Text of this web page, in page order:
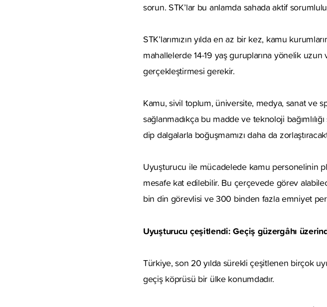
sorun. STK’lar bu anlamda sahada aktif
STK’larımızın yılda en az bir kez, kamu
mahallelerde 14-19 yaş guruplarına yönelik
gerçekleştirmesi gerekir.
Kamu, sivil toplum, üniversite, medya, sanat ve
sağlanmadıkça bu madde ve teknoloji
dip dalgalarla boğuşmamızı daha da
Uyuşturucu ile mücadelede kamu personelinin
mesafe kat edilebilir. Bu çerçevede görev
bin din görevlisi ve 300 binden fazla emniyet
Uyuşturucu çeşitlendi: Geçiş güzergâhı
Türkiye, son 20 yılda sürekli çeşitlenen birçok
geçiş köprüsü bir ülke konumdadır.